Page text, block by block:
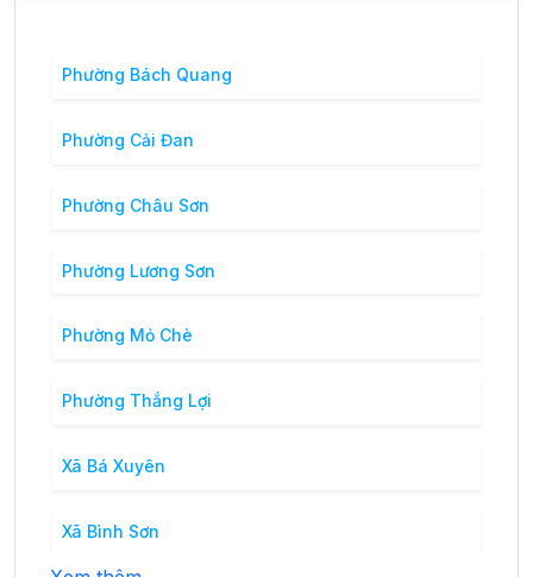
Phường Bách Quang
Phường Cải Đan
Phường Châu Sơn
Phường Lương Sơn
Phường Mỏ Chè
Phường Thắng Lợi
Xã Bá Xuyên
Xã Bình Sơn